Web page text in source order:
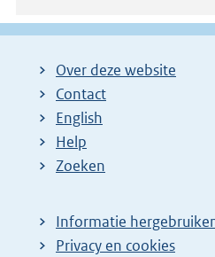
Over deze website
Contact
English
Help
Zoeken
Informatie
Privacy en cookies